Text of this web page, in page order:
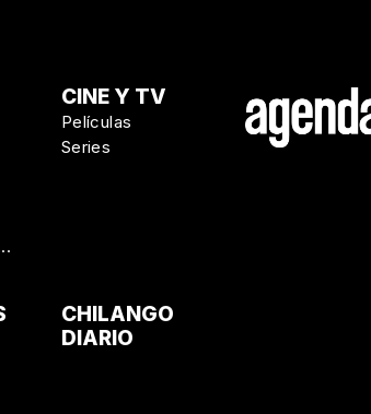
CINE Y TV
Películas
Series
CHILANGO
DIARIO